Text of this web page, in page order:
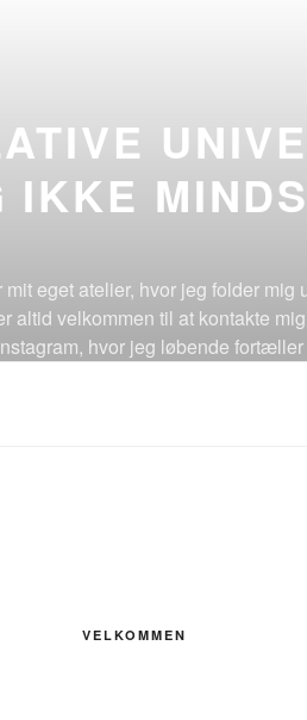
IKKE
eget atelier, hvor jeg folder mig
altid velkommen til at kontakte
hvor jeg løbende
VELKOMMEN